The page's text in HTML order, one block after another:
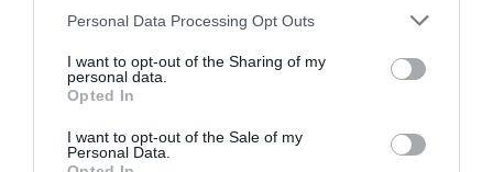
Please note that this website/app uses one or more Google
not limited to your visit or usage behaviour. You may click to
grant or deny consent to Google and its third-party tags to
use your data for below specified purposes in below Google
consent section.
Personal Data Processing Opt Outs
I want to opt-out of the Sharing of my
personal data.
Opted In
I want to opt-out of the Sale of my
Personal Data.
στην επιφάνεια του ματιού (π.χ.
εκδορά, έλκος).
ΜΎΘΟΣ 6: